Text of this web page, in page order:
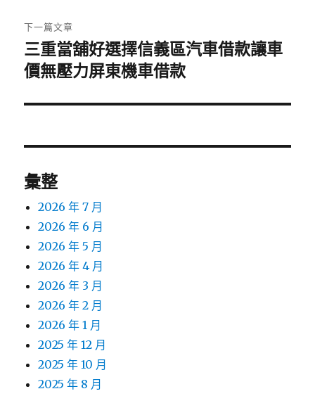
章:
下一篇文章
下
一
文
三重當舖好選擇信義區汽車借款讓車
價無壓力屏東機車借款
彙整
2026 年 7 月
2026 年 6 月
2026 年 5 月
2026 年 4 月
2026 年 3 月
2026 年 2 月
2026 年 1 月
2025 年 12 月
2025 年 10 月
2025 年 8 月